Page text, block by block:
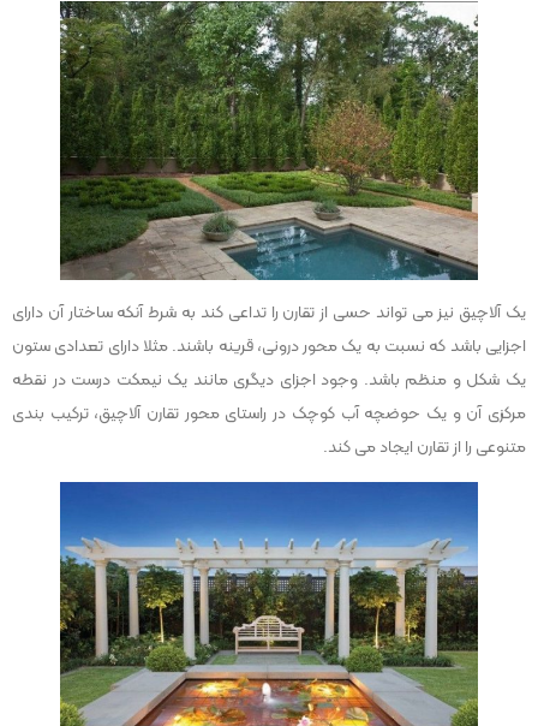
یک آلاچیق نیز می تواند حسی از تقارن را تداعی کند به شرط آنکه ساختار آن دارای
اجزایی باشد که نسبت به یک محور درونی، قرینه باشند. مثلا دارای تعدادی ستون
یک شکل و منظم باشد. وجود اجزای دیگری مانند یک نیمکت درست در نقطه
مرکزی آن و یک حوضچه آب کوچک در راستای محور تقارن آلاچیق، ترکیب بندی
متنوعی را از تقارن ایجاد می کند.